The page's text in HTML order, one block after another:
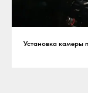
Установка камеры